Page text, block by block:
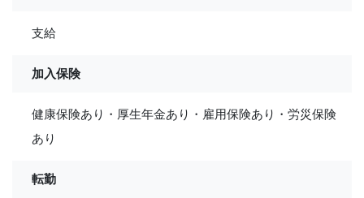
支給
加入保険
健康保険あり・厚生年金あり・雇用保険あり・労災保険
あり
転勤